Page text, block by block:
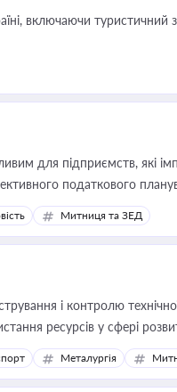
включаючи туристичний
для підприємств, які
податкового
Митниця та ЗЕД
і контролю
ресурсів у сфері
Металургія